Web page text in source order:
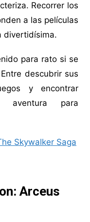
Recorrer los
a las películas
divertidísima.
para rato si se
descubrir sus
y encontrar
aventura para
Skywalker Saga
Arceus